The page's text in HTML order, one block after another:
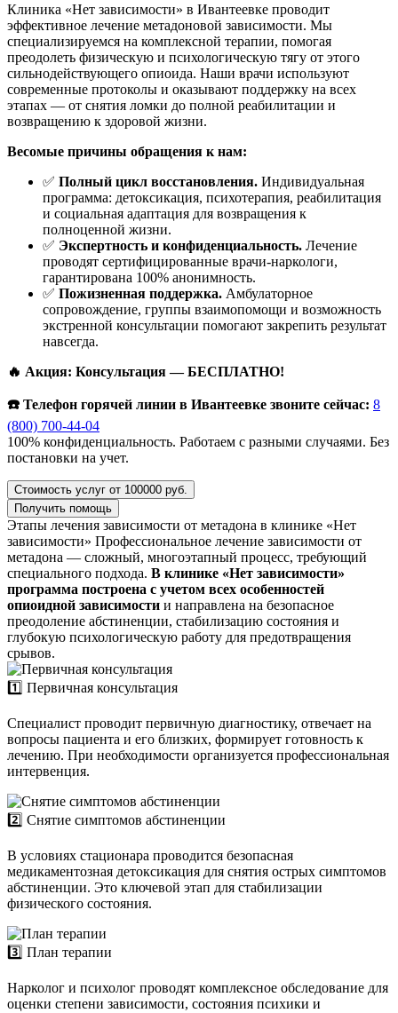
Клиника «Нет зависимости» в Ивантеевке проводит
эффективное лечение метадоновой зависимости. Мы
специализируемся на комплексной терапии, помогая
преодолеть физическую и психологическую тягу от этого
сильнодействующего опиоида. Наши врачи используют
современные протоколы и оказывают поддержку на всех
этапах — от снятия ломки до полной реабилитации и
возвращению к здоровой жизни.
Весомые причины обращения к нам:
✅ Полный цикл восстановления. Индивидуальная
программа: детоксикация, психотерапия, реабилитация
и социальная адаптация для возвращения к
полноценной жизни.
✅ Экспертность и конфиденциальность. Лечение
проводят сертифицированные врачи-наркологи,
гарантирована 100% анонимность.
✅ Пожизненная поддержка. Амбулаторное
сопровождение, группы взаимопомощи и возможность
экстренной консультации помогают закрепить результат
навсегда.
🔥 Акция: Консультация — БЕСПЛАТНО!
☎️ Телефон горячей линии в Ивантеевке звоните сейчас: 8
(800) 700-44-04
100% конфиденциальность. Работаем с разными случаями. Без
постановки на учет.
Стоимость услуг от 100000 руб.
Получить помощь
Этапы лечения зависимости от метадона в клинике «Нет
зависимости» Профессиональное лечение зависимости от
метадона — сложный, многоэтапный процесс, требующий
специального подхода. В клинике «Нет зависимости»
программа построена с учетом всех особенностей
опиоидной зависимости и направлена на безопасное
преодоление абстиненции, стабилизацию состояния и
глубокую психологическую работу для предотвращения
срывов.
1️⃣ Первичная консультация
Специалист проводит первичную диагностику, отвечает на
вопросы пациента и его близких, формирует готовность к
лечению. При необходимости организуется профессиональная
интервенция.
2️⃣ Снятие симптомов абстиненции
В условиях стационара проводится безопасная
медикаментозная детоксикация для снятия острых симптомов
абстиненции. Это ключевой этап для стабилизации
физического состояния.
3️⃣ План терапии
Нарколог и психолог проводят комплексное обследование для
оценки степени зависимости, состояния психики и